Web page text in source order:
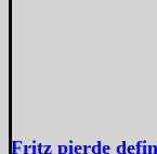
Fritz pierde